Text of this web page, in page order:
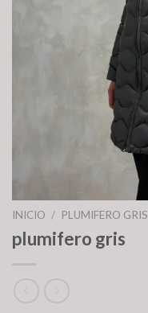
INICIO / PLUMIFERO GRIS
plumifero gris